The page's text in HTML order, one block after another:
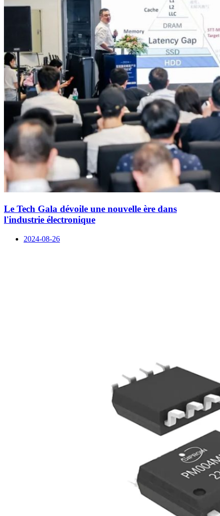
Le Tech Gala dévoile une nouvelle ère dans
l'industrie électronique
2024-08-26